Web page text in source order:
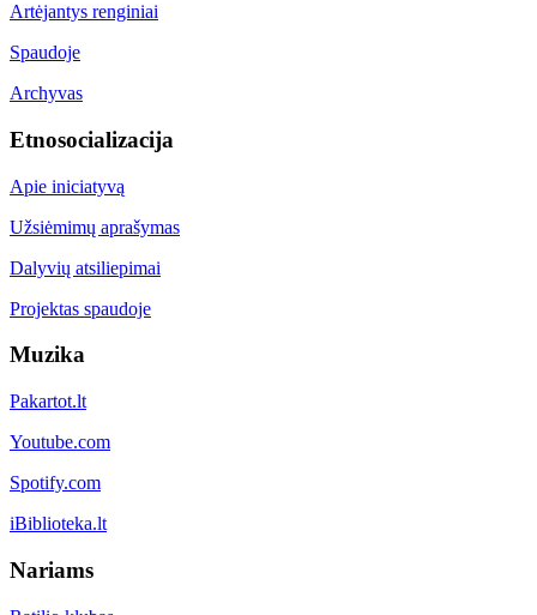
Artėjantys renginiai
Spaudoje
Archyvas
Etnosocializacija
Apie iniciatyvą
Užsiėmimų aprašymas
Dalyvių atsiliepimai
Projektas spaudoje
Muzika
Pakartot.lt
Youtube.com
Spotify.com
iBiblioteka.lt
Nariams